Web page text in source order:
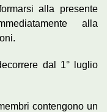
alla presente
alla
dal 1° luglio
contengono un